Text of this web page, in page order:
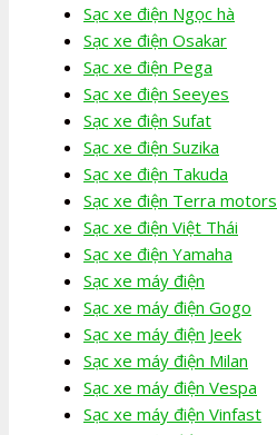
Sạc xe điện Ngọc hà
Sạc xe điện Osakar
Sạc xe điện Pega
Sạc xe điện Seeyes
Sạc xe điện Sufat
Sạc xe điện Suzika
Sạc xe điện Takuda
Sạc xe điện Terra motors
Sạc xe điện Việt Thái
Sạc xe điện Yamaha
Sạc xe máy điện
Sạc xe máy điện Gogo
Sạc xe máy điện Jeek
Sạc xe máy điện Milan
Sạc xe máy điện Vespa
Sạc xe máy điện Vinfast